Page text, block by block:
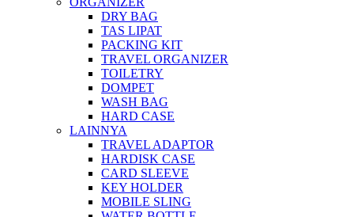
DRY BAG
TAS LIPAT
PACKING KIT
TRAVEL ORGANIZER
TOILETRY
DOMPET
WASH BAG
HARD CASE
LAINNYA
TRAVEL ADAPTOR
HARDISK CASE
CARD SLEEVE
KEY HOLDER
MOBILE SLING